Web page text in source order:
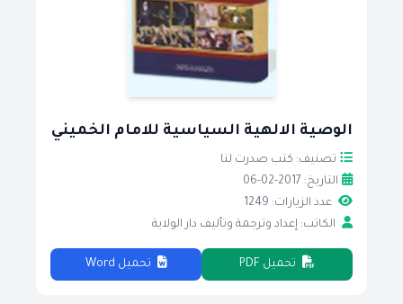
الوصية الالهية السياسية للامام الخميني
تصنيف: كتب صدرت لنا
التاريخ: 2017-02-06
عدد الزيارات: 1249
الكاتب: إعداد وترجمة وتأليف دار الولاية
تحميل PDF تحميل Word